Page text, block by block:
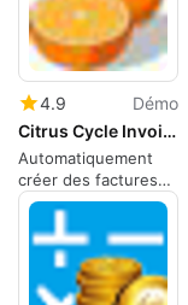
4.9
Démo
Citrus Cycle Invoicer
Automatiquement
créer des factures
pour des services
une base continue.